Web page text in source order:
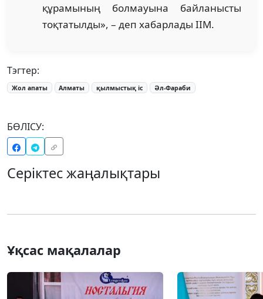
құрамының болмауына байланысты
тоқтатылды», – деп хабарлады ІІМ.
Тэгтер:
Жол апаты Алматы қылмыстық іс Әл-Фараби
БӨЛІСУ:
Серіктес жаңалықтары
Ұқсас мақалалар